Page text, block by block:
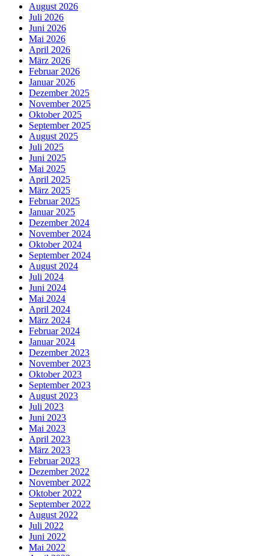
August 2026
Juli 2026
Juni 2026
Mai 2026
April 2026
März 2026
Februar 2026
Januar 2026
Dezember 2025
November 2025
Oktober 2025
September 2025
August 2025
Juli 2025
Juni 2025
Mai 2025
April 2025
März 2025
Februar 2025
Januar 2025
Dezember 2024
November 2024
Oktober 2024
September 2024
August 2024
Juli 2024
Juni 2024
Mai 2024
April 2024
März 2024
Februar 2024
Januar 2024
Dezember 2023
November 2023
Oktober 2023
September 2023
August 2023
Juli 2023
Juni 2023
Mai 2023
April 2023
März 2023
Februar 2023
Dezember 2022
November 2022
Oktober 2022
September 2022
August 2022
Juli 2022
Juni 2022
Mai 2022